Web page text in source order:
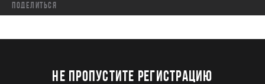
Поделиться
НЕ ПРОПУСТИТЕ РЕГИСТРАЦИЮ